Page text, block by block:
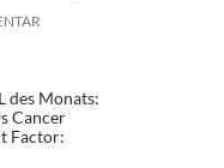
des Monats:
Cancer
Factor: